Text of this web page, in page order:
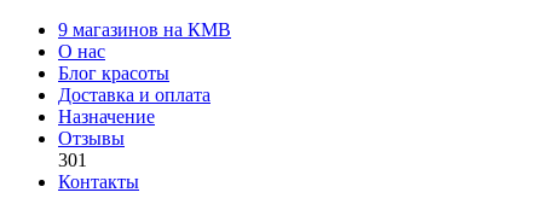
9 магазинов на КМВ
О нас
Блог красоты
Доставка и оплата
Назначение
Отзывы
301
Контакты